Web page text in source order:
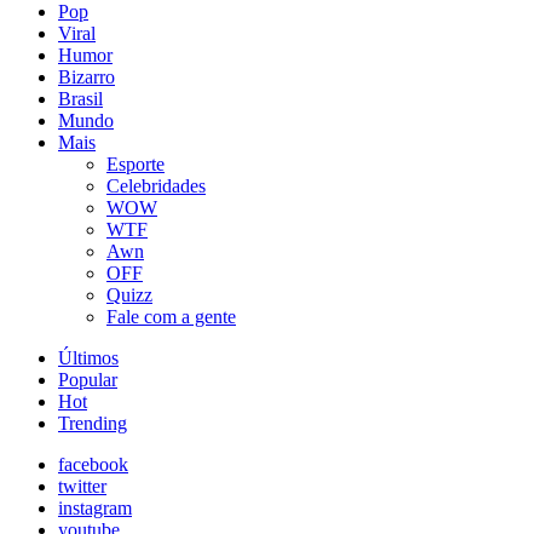
Pop
Viral
Humor
Bizarro
Brasil
Mundo
Mais
Esporte
Celebridades
WOW
WTF
Awn
OFF
Quizz
Fale com a gente
Últimos
Popular
Hot
Trending
facebook
twitter
instagram